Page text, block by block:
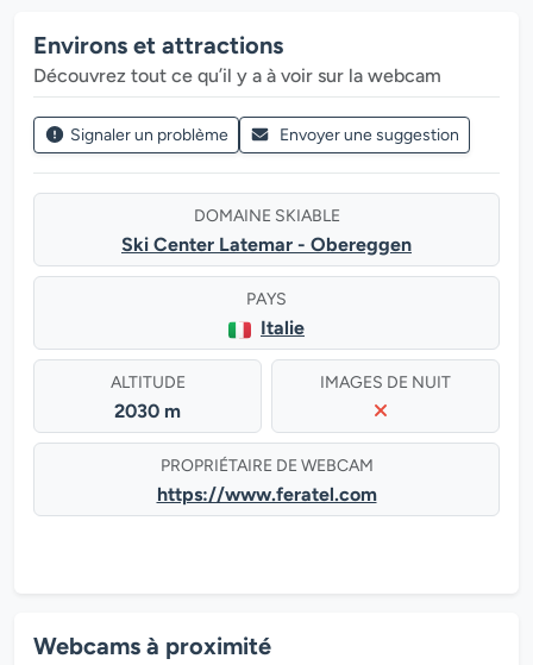
Environs et attractions
Découvrez tout ce qu’il y a à voir sur la webcam
Signaler un problème Envoyer une suggestion
DOMAINE SKIABLE
Ski Center Latemar - Obereggen
PAYS
Italie
ALTITUDE
2030 m
IMAGES DE NUIT
PROPRIÉTAIRE DE WEBCAM
https://www.feratel.com
Webcams à proximité